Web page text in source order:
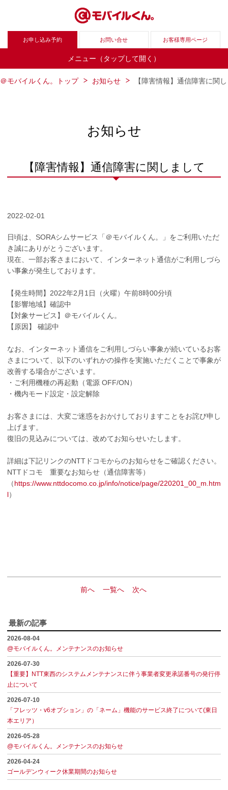
お申し込み予約 お問い合せ お客様専用ページ
メニュー（タップして開く）
＠モバイルくん。トップ お知らせ 【障害情報】通信障害に関
お知らせ
【障害情報】通信障害に関しまして
2022-02-01
日頃は、SORAシムサービス「＠モバイルくん。」をご利用いただ
き誠にありがとうございます。
現在、一部お客さまにおいて、インターネット通信がご利用しづら
い事象が発生しております。
【発生時間】2022年2月1日（火曜）午前8時00分頃
【影響地域】確認中
【対象サービス】＠モバイルくん。
【原因】 確認中
なお、インターネット通信をご利用しづらい事象が続いているお客
さまについて、以下のいずれかの操作を実施いただくことで事象が
改善する場合がございます。
・ご利用機種の再起動（電源 OFF/ON）
・機内モード設定・設定解除
お客さまには、大変ご迷惑をおかけしておりますことをお詫び申し
上げます。
復旧の見込みについては、改めてお知らせいたします。
詳細は下記リンクのNTTドコモからのお知らせをご確認ください。
NTTドコモ 重要なお知らせ（通信障害等）
（https://www.nttdocomo.co.jp/info/notice/page/220201_00_m.htm
l）
前へ 一覧へ 次へ
最新の記事
2026-08-04
@モバイルくん。メンテナンスのお知らせ
2026-07-30
【重要】NTT東西のシステムメンテナンスに伴う事業者変更承諾番号の発行停
止について
2026-07-10
「フレッツ・v6オプション」の「ネーム」機能のサービス終了について(東日
本エリア）
2026-05-28
@モバイルくん。メンテナンスのお知らせ
2026-04-24
ゴールデンウィーク休業期間のお知らせ